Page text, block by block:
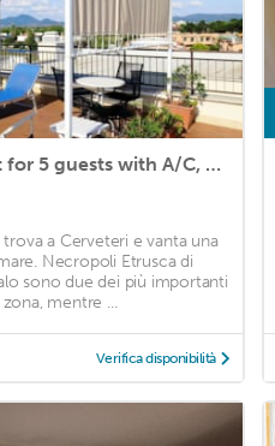
Beautiful apartment for 5 guests with A/C, TV, patio and parking
a Cerveteri e vanta una
Necropoli Etrusca di
sono due dei più importanti
mentre ...
Verifica disponibilità